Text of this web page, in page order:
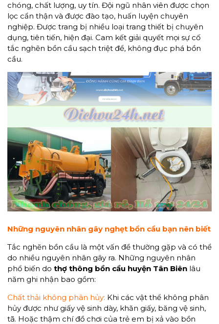
chóng, chất lượng, uy tín. Đội ngũ nhân viên được chọn
lọc cẩn thận và được đào tạo, huấn luyện chuyên
nghiệp. Được trang bị nhiều loại trang thiết bị chuyên
dụng, tiên tiến, hiện đại. Cam kết giải quyết mọi sự cố
tắc nghẽn bồn cầu sạch triệt để, không đục phá bồn
cầu.
Những nguyên nhân gây nghẹt bồn cầu bạn nên biết
Tắc nghẽn bồn cầu là một vấn đề thường gặp và có thể
do nhiều nguyên nhân gây ra. Những nguyên nhân
phổ biến do thợ thông bồn cầu huyện Tân Biên lâu
năm ghi nhận bao gồm:
Chất thải không phân hủy: Khi các vật thể không phân
hủy được như giấy vệ sinh dày, khăn giấy, băng vệ sinh,
tã. Hoặc thậm chí đồ chơi của trẻ em bị xả vào bồn